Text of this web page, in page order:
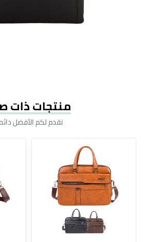
منتجات ذات
نقدم لكم الأفضل